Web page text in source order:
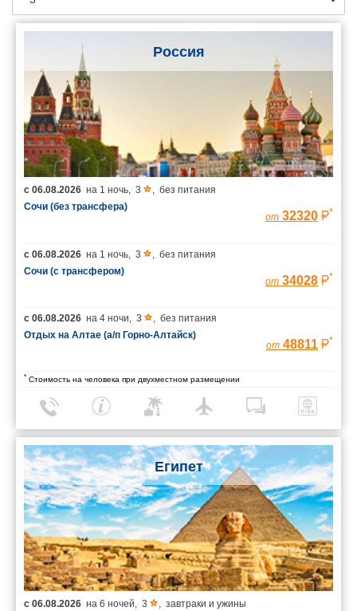
Россия
с 06.08.2026 на 1 ночь, 3 , без питания
Сочи (без трансфера)
от 32320 *
с 06.08.2026 на 1 ночь, 3 , без питания
Сочи (с трансфером)
от 34028 *
с 06.08.2026 на 4 ночи, 3 , без питания
Отдых на Алтае (а/п Горно-Алтайск)
от 48811 *
* Стоимость на человека при двухместном размещении
Египет
с 06.08.2026 на 6 ночей, 3 , завтраки и ужины